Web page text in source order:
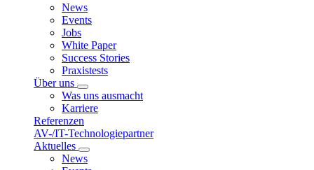
News
Events
Jobs
White Paper
Success Stories
Praxistests
Über uns
Was uns ausmacht
Karriere
Referenzen
AV-/IT-Technologiepartner
Aktuelles
News